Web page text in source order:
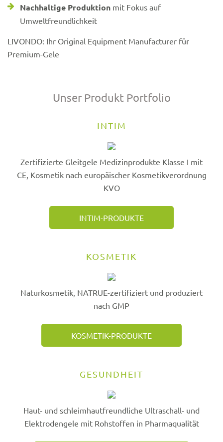
Nachhaltige Produktion mit Fokus auf
Umweltfreundlichkeit
LIVONDO: Ihr Original Equipment Manufacturer für
Premium-Gele
Unser Produkt Portfolio
INTIM
Zertifizierte Gleitgele Medizinprodukte Klasse I mit
CE, Kosmetik nach europäischer Kosmetikverordnung
KVO
INTIM-PRODUKTE
KOSMETIK
Naturkosmetik, NATRUE-zertifiziert und produziert
nach GMP
KOSMETIK-PRODUKTE
GESUNDHEIT
Haut- und schleimhautfreundliche Ultraschall- und
Elektrodengele mit Rohstoffen in Pharmaqualität